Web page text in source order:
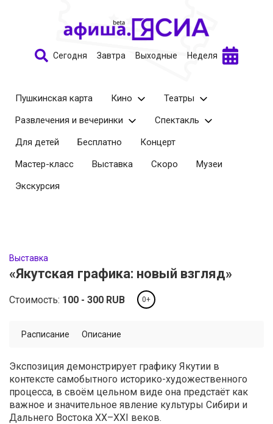
Сегодня Завтра Выходные Неделя
Пушкинская карта Кино
Театры
Развлечения и вечеринки
Спектакль
Для детей
Бесплатно
Концерт
Мастер-класс
Выставка Скоро
Музеи
Экскурсия
Выставка
«Якутская графика: новый взгляд»
Стоимость: 100 300 RUB 0+
Расписание Описание
Экспозиция демонстрирует графику Якутии в
контексте самобытного историко-художественного
процесса, в своём цельном виде она предстаёт как
важное и значительное явление культуры Сибири и
Дальнего Востока ХХ–ХХI веков.